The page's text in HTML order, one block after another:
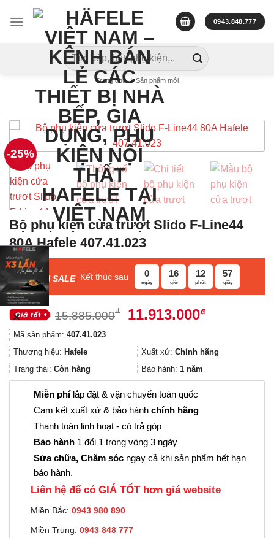
0943.848.777
Tìm
kiếm:
Trang chủ / Sản phẩm mới
-25%
Bộ phụ kiện cửa trượt Slido F-Line44
80A Hafele 407.41.023
F ASH SALE Kết thúc sau 0
ngày
16
giờ
12
phút
56
giây
15.885.000₫
Giá
15.885.000₫.
11.913.000₫Giá
là:
Mã sản phẩm: 407.41.023
Thương hiệu: Hafele Xuất xứ: Chính hãng
Trạng thái: Còn hàng Bảo hành: 1 năm
Miễn phílắp đặt & vận chuyển toàn quốc
Cam kết xuất xứ & bảo hành chính hãng
Thanh toán linh hoạt - có trả góp
Bảo hành 1 đổi 1 trong vòng 3 ngày
Sửa chữa, Chăm sóc ngay cả khi sản phẩm hết hạn
bảo hành.
Liên hệ để có GIÁ TỐThơn giá website
Miền Bắc: 0943 980 890
Miền Trung: 0943 848 777
✕